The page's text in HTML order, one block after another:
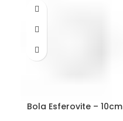
Bola Esferovite – 10cm